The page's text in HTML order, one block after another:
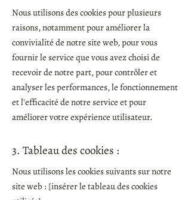
Nous utilisons des cookies pour plusieurs
raisons, notamment pour améliorer la
convivialité de notre site web, pour vous
fournir le service que vous avez choisi de
recevoir de notre part, pour contrôler et
analyser les performances, le fonctionnement
et l'efficacité de notre service et pour
améliorer votre expérience utilisateur.
3. Tableau des cookies :
Nous utilisons les cookies suivants sur notre
site web : [insérer le tableau des cookies